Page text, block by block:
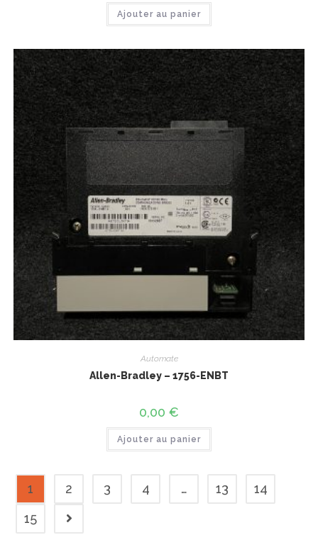
Ajouter au panier
Automate
Allen-Bradley – 1756-ENBT
0,00 €
Ajouter au panier
1 2 3 4 … 13
14
15